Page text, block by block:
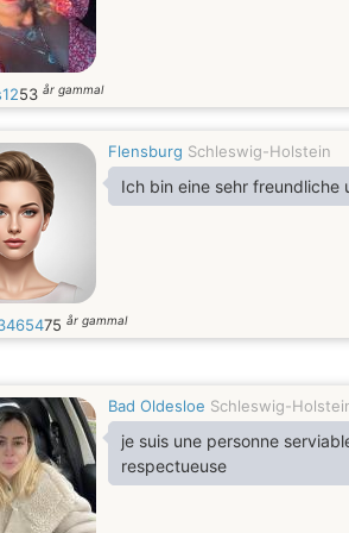
53 år gammal
Flensburg Schleswig-Holstein
Ich bin eine sehr freundliche
75 år gammal
Bad Oldesloe Schleswig-
je suis une personne
respectueuse